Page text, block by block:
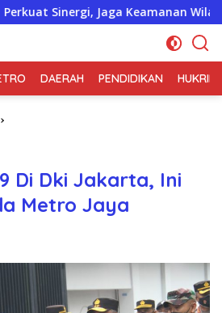
Keamanan Wilayah, Koramil 06/
DAERAH PENDIDIKAN HUKRIM
Di Dki Jakarta, Ini
Metro Jaya